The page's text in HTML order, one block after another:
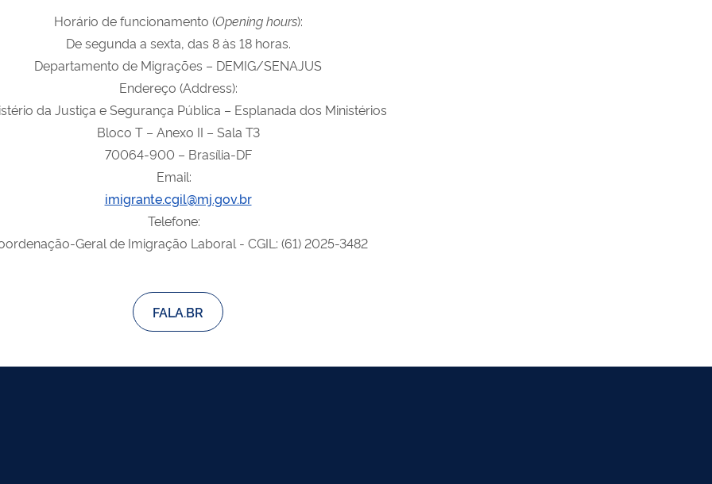
Horário de funcionamento (Opening hours):
De segunda a sexta, das 8 às 18 horas.
Departamento de Migrações – DEMIG/SENAJUS
Endereço (Address):
da Justiça e Segurança Pública – Esplanada dos Ministérios
Bloco T – Anexo II – Sala T3
70064-900 – Brasília-DF
Email:
imigrante.cgil@mj.gov.br
Telefone:
Geral de Imigração Laboral - CGIL: (61) 2025-3482
FALA.BR